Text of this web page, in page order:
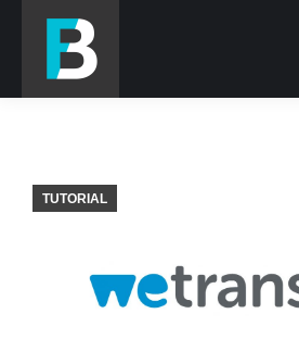
TUTORIAL